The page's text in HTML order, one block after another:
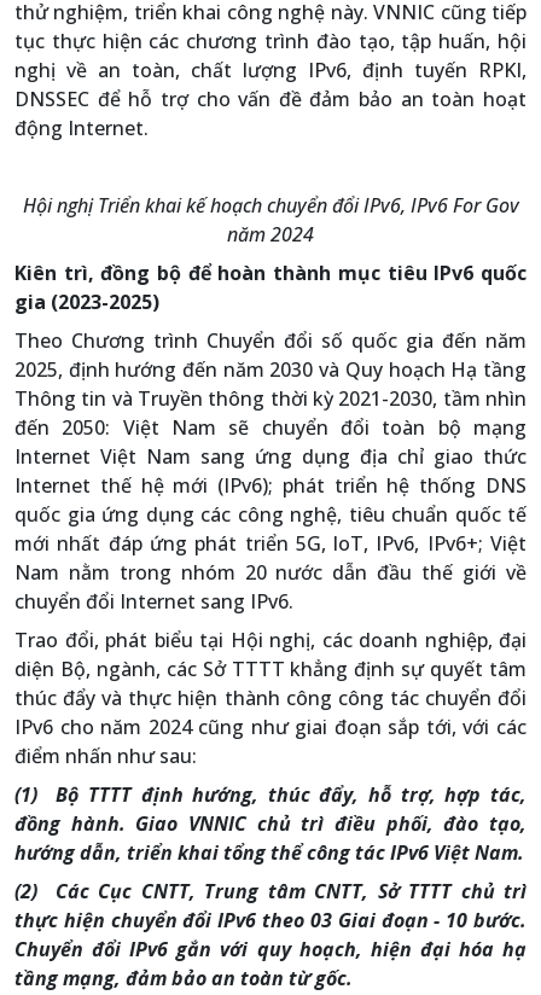
thử nghiệm, triển khai công nghệ này. VNNIC cũng tiếp
tục thực hiện các chương trình đào tạo, tập huấn, hội
nghị về an toàn, chất lượng IPv6, định tuyến RPKI,
DNSSEC để hỗ trợ cho vấn đề đảm bảo an toàn hoạt
động Internet.
Hội nghị Triển khai kế hoạch chuyển đổi IPv6, IPv6 For Gov
năm 2024
Kiên trì, đồng bộ để hoàn thành mục tiêu IPv6 quốc
gia (2023-2025)
Theo Chương trình Chuyển đổi số quốc gia đến năm
2025, định hướng đến năm 2030 và Quy hoạch Hạ tầng
Thông tin và Truyền thông thời kỳ 2021-2030, tầm nhìn
đến 2050: Việt Nam sẽ chuyển đổi toàn bộ mạng
Internet Việt Nam sang ứng dụng địa chỉ giao thức
Internet thế hệ mới (IPv6); phát triển hệ thống DNS
quốc gia ứng dụng các công nghệ, tiêu chuẩn quốc tế
mới nhất đáp ứng phát triển 5G, loT, IPv6, IPv6+; Việt
Nam nằm trong nhóm 20 nước dẫn đầu thế giới về
chuyển đổi Internet sang IPv6.
Trao đổi, phát biểu tại Hội nghị, các doanh nghiệp, đại
diện Bộ, ngành, các Sở TTTT khẳng định sự quyết tâm
thúc đẩy và thực hiện thành công công tác chuyển đổi
IPv6 cho năm 2024 cũng như giai đoạn sắp tới, với các
điểm nhấn như sau:
(1) Bộ TTTT định hướng, thúc đẩy, hỗ trợ, hợp tác,
đồng hành. Giao VNNIC chủ trì điều phối, đào tạo,
hướng dẫn, triển khai tổng thể công tác IPv6 Việt Nam.
(2) Các Cục CNTT, Trung tâm CNTT, Sở TTTT chủ trì
thực hiện chuyển đổi IPv6 theo 03 Giai đoạn - 10 bước.
Chuyển đổi IPv6 gắn với quy hoạch, hiện đại hóa hạ
tầng mạng, đảm bảo an toàn từ gốc.